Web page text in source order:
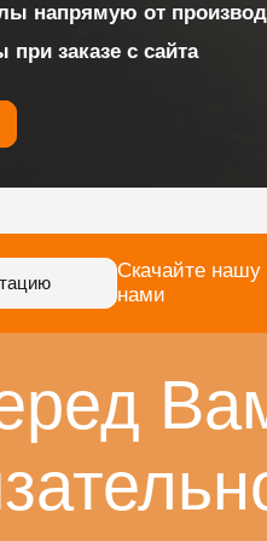
напрямую от
заказе с сайта
Скачайте нашу
нами